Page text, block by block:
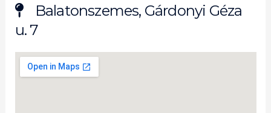
Balatonszemes, Gárdonyi Géza
u. 7